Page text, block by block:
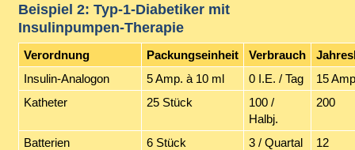
Beispiel 2: Typ-1-Diabetiker mit
Insulinpumpen-Therapie
Verordnung Packungseinheit Verbrauch
Insulin-Analogon
5 Amp. à 10 ml 0 I.E. / Tag
15
Katheter
25 Stück
100 /
Halbj.
200
Batterien 6 Stück 3 / Quartal
12